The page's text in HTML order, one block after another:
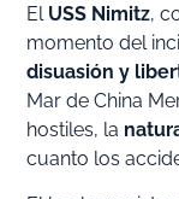
El USS Nimitz,
momento del
disuasión y
Mar de China
hostiles, la
cuanto los